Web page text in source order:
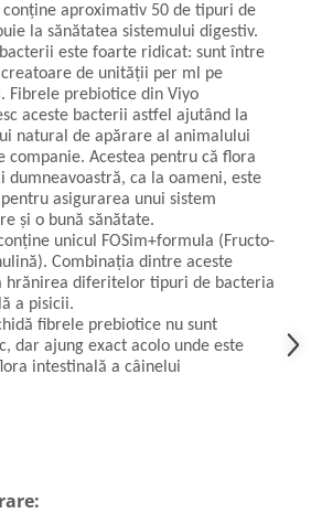
aproximativ 50 de tipuri de
la sănătatea sistemului digestiv.
este foarte ridicat: sunt între
de unității per ml pe
Fibrele prebiotice din Viyo
aceste bacterii astfel ajutând la
natural de apărare al animalului
companie. Acestea pentru că flora
dumneavoastră, ca la oameni, este
asigurarea unui sistem
și o bună sănătate.
unicul FOSim+formula (Fructo-
Combinația dintre aceste
hrănirea diferitelor tipuri de bacteria
a pisicii.
fibrele prebiotice nu sunt
dar ajung exact acolo unde este
intestinală a câinelui